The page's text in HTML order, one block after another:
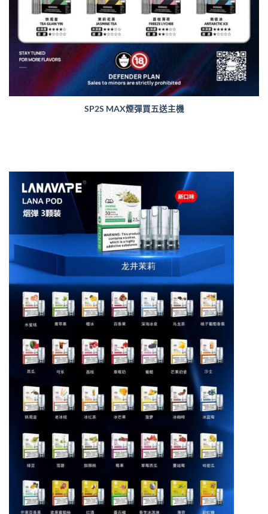
SP2S MAX煙彈買五送主機